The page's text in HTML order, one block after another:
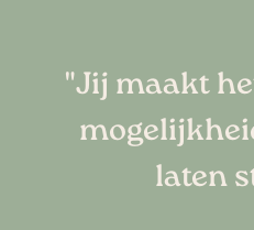
"Jij maakt
laten